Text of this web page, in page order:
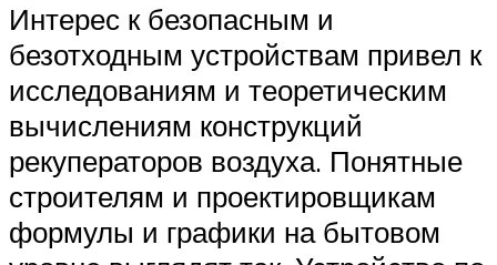
Интерес к безопасным и
безотходным устройствам привел к
исследованиям и теоретическим
вычислениям конструкций
рекуператоров воздуха. Понятные
строителям и проектировщикам
формулы и графики на бытовом